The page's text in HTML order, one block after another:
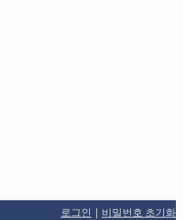
로그인 | 비밀번호 초기화